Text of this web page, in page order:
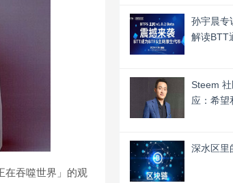
在吞噬世界」的观
孙宇晨专
解读BTT
Steem
应：希望
深水区里